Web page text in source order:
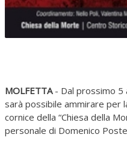
MOLFETTA- Dal prossimo 5
sarà possibile ammirare per
cornice della “Chiesa della
personale di Domenico